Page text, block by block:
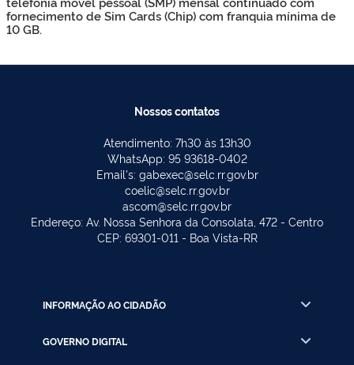
fornecimento de Sim Cards (Chip) com franquia mínima de
10 GB.
Nossos contatos
Atendimento: 7h30 às 13h30
WhatsApp: 95 93618-0402
Email's: gabexec@selc.rr.gov.br
coelic@selc.rr.gov.br
ascom@selc.rr.gov.br
Endereço: Av. Nossa Senhora da Consolata, 472 - Centro
CEP: 69301-011 - Boa Vista-RR
INFORMAÇÃO AO CIDADÃO
GOVERNO DIGITAL